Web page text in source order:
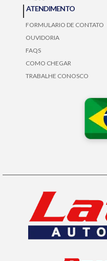
ATENDIMENTO
FORMULARIO DE CONTATO
OUVIDORIA
FAQS
COMO CHEGAR
TRABALHE CONOSCO